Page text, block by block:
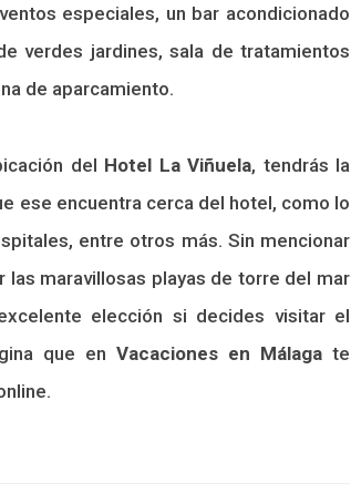
especiales, un bar acondicionado
verdes jardines, sala de tratamientos
de aparcamiento.
del Hotel La Viñuela, tendrás la
ese encuentra cerca del hotel, como lo
entre otros más. Sin mencionar
maravillosas playas de torre del mar
elección si decides visitar el
que enVacaciones en Málaga te